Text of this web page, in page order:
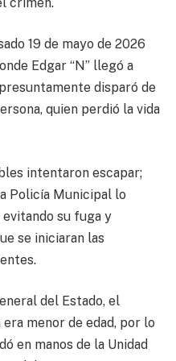
19 de mayo de 2026
Edgar “N” llegó a
disparó de
quien perdió la vida
intentaron escapar;
Policía Municipal lo
su fuga y
se iniciaran las
del Estado, el
menor de edad, por lo
en manos de la Unidad